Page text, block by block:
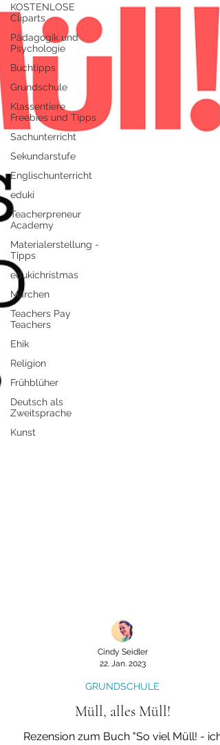
KOSTENLOSE
Cliparts
Pädagogik und
Psychologie
Buchtipps
Grundschule
Klassentiere
Freebies und Tipps
Sachunterricht
Sekundarstufe
Englischunterricht
eduki
Teacherpreneur
Academy
Materialerstellung -
Tipps
edukichristmas
Märchen
Teachers Pay
Teachers
Ehik
Religion
Frühblüher
Deutsch als
Zweitsprache
Kunst
22. Jan. 2023
GRUNDSCHULE
Müll, alles Müll!